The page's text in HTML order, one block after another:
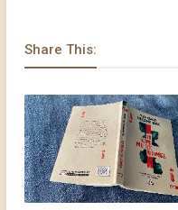
Share This: